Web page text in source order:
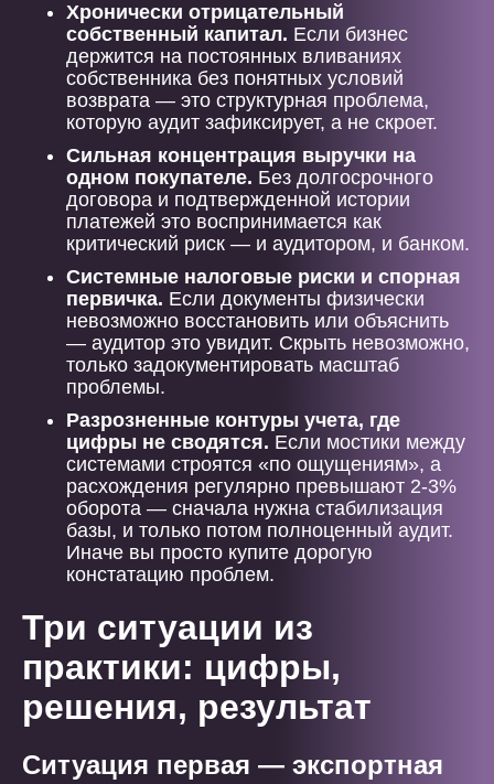
Хронически отрицательный
собственный капитал. Если бизнес
держится на постоянных вливаниях
собственника без понятных условий
возврата — это структурная проблема,
которую аудит зафиксирует, а не скроет.
Сильная концентрация выручки на
одном покупателе. Без долгосрочного
договора и подтвержденной истории
платежей это воспринимается как
критический риск — и аудитором, и банком.
Системные налоговые риски и спорная
первичка. Если документы физически
невозможно восстановить или объяснить
— аудитор это увидит. Скрыть невозможно,
только задокументировать масштаб
проблемы.
Разрозненные контуры учета, где
цифры не сводятся. Если мостики между
системами строятся «по ощущениям», а
расхождения регулярно превышают 2-3%
оборота — сначала нужна стабилизация
базы, и только потом полноценный аудит.
Иначе вы просто купите дорогую
констатацию проблем.
Три ситуации из
практики: цифры,
решения, результат
Ситуация первая — экспортная